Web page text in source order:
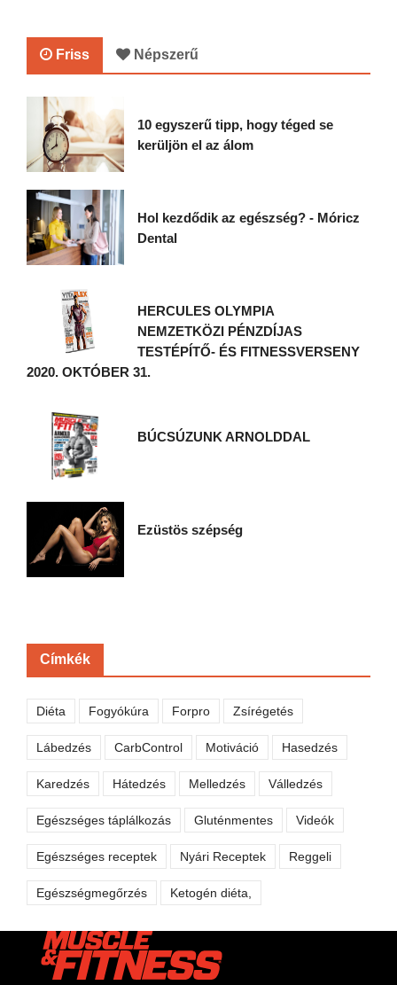
Friss Népszerű
10 egyszerű tipp, hogy téged se
kerüljön el az álom
Hol kezdődik az egészség? - Móricz
Dental
HERCULES OLYMPIA
NEMZETKÖZI PÉNZDÍJAS
TESTÉPÍTŐ- ÉS FITNESSVERSENY
2020. OKTÓBER 31.
BÚCSÚZUNK ARNOLDDAL
Ezüstös szépség
Címkék
Diéta Fogyókúra Forpro Zsírégetés
Lábedzés CarbControl Motiváció Hasedzés
Karedzés Hátedzés Melledzés Válledzés
Egészséges táplálkozás Gluténmentes Videók
Egészséges receptek Nyári Receptek Reggeli
Egészségmegőrzés Ketogén diéta,